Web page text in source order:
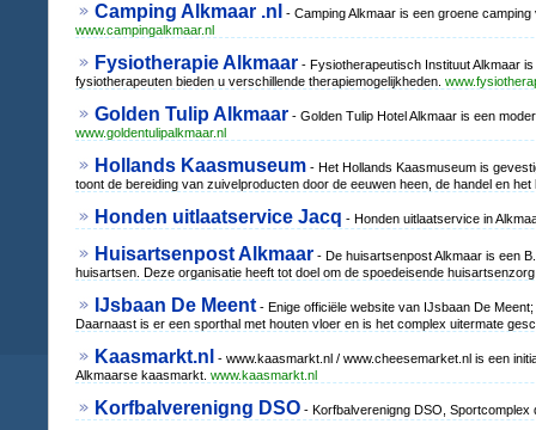
Camping Alkmaar .nl
- Camping Alkmaar is een groene
www.campingalkmaar.nl
Fysiotherapie Alkmaar - Fysiotherapeutisch Instituut Alkmaar
fysiotherapeuten bieden u verschillende therapiemogelijkheden.
Golden Tulip Alkmaar - Golden Tulip Hotel Alkmaar is een
www.goldentulipalkmaar.nl
Hollands Kaasmuseum - Het Hollands Kaasmuseum is
toont de bereiding van zuivelproducten door de eeuwen heen, de handel en
Honden uitlaatservice Jacq - Honden uitlaatservice in
Huisartsenpost Alkmaar - De huisartsenpost Alkmaar is een
huisartsen. Deze organisatie heeft tot doel om de spoedeisende
IJsbaan De Meent - Enige officiële website van IJsbaan De
Daarnaast is er een sporthal met houten vloer en is het complex uitermate
Kaasmarkt.nl
- www.kaasmarkt.nl / www.cheesemarket.nl is een
Alkmaarse kaasmarkt. www.kaasmarkt.nl
Korfbalverenigng DSO - Korfbalverenigng DSO,